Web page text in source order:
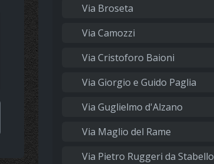
Via Broseta
Via Camozzi
Via Cristoforo Baioni
Via Giorgio e Guido Paglia
Via Guglielmo d'Alzano
Via Maglio del Rame
Via Pietro Ruggeri da Stabello